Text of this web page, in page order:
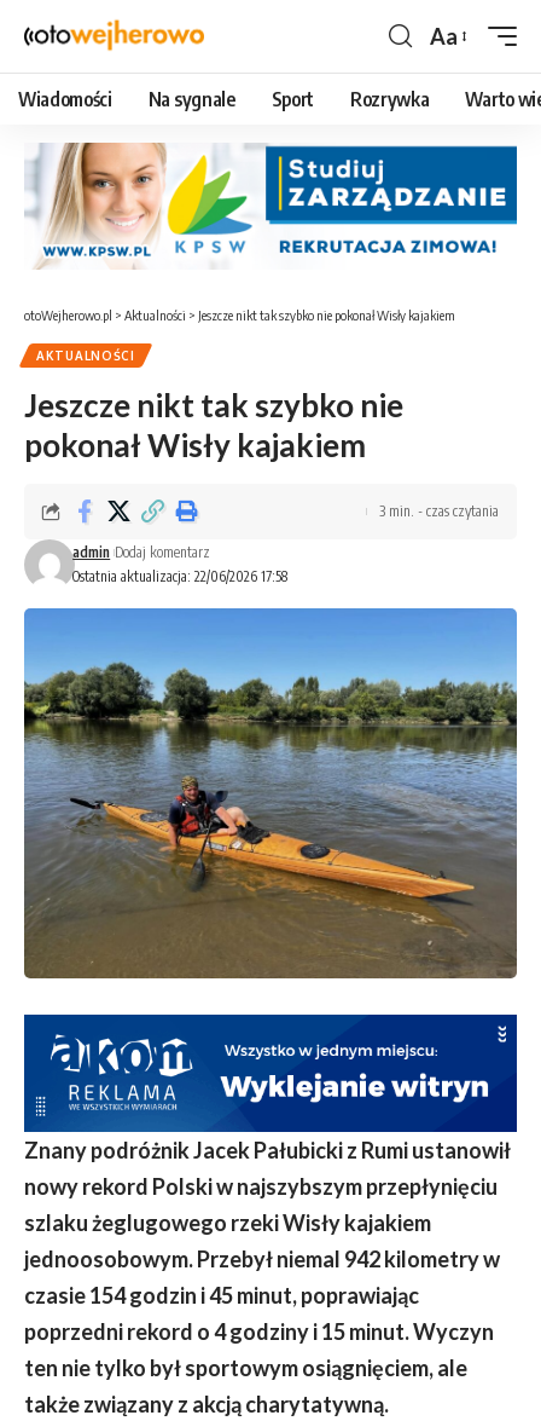
Czcionka
Aa
Wiadomości Na sygnale Sport Rozrywka Warto
otoWejherowo.pl > Aktualności > Jeszcze nikt tak szybko nie pokonał Wisły kajakiem
AKTUALNOŚCI
Jeszcze nikt tak szybko nie
pokonał Wisły kajakiem
Ostatnia aktualizacja: 22/06/2026 17:58
admin Dodaj komentarz
3 min. - czas czytania
Znany podróżnik Jacek Pałubicki z Rumi ustanowił
nowy rekord Polski w najszybszym przepłynięciu
szlaku żeglugowego rzeki Wisły kajakiem
jednoosobowym. Przebył niemal 942 kilometry w
czasie 154 godzin i 45 minut, poprawiając
poprzedni rekord o 4 godziny i 15 minut. Wyczyn
ten nie tylko był sportowym osiągnięciem, ale
także związany z akcją charytatywną.